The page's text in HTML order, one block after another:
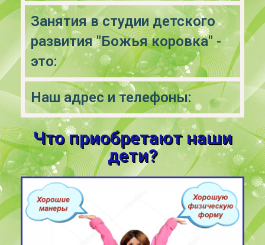
Занятия в студии детского
развития "Божья коровка" -
это:
Наш адрес и телефоны:
Что приобретают наши
дети?